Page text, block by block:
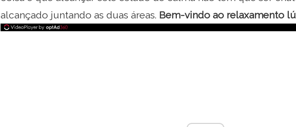
alcançado juntando as duas áreas. Bem-vindo ao relaxamento